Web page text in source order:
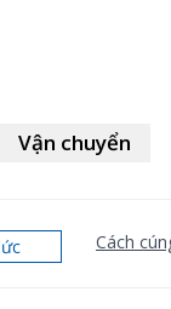
Cách
Vận chuyển